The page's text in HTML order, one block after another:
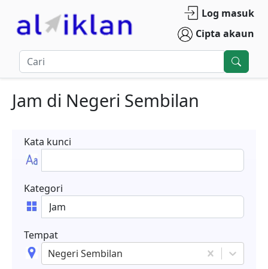
Log masuk
Cipta akaun
Jam di Negeri Sembilan
Kata kunci
Kategori
Tempat
Negeri Sembilan